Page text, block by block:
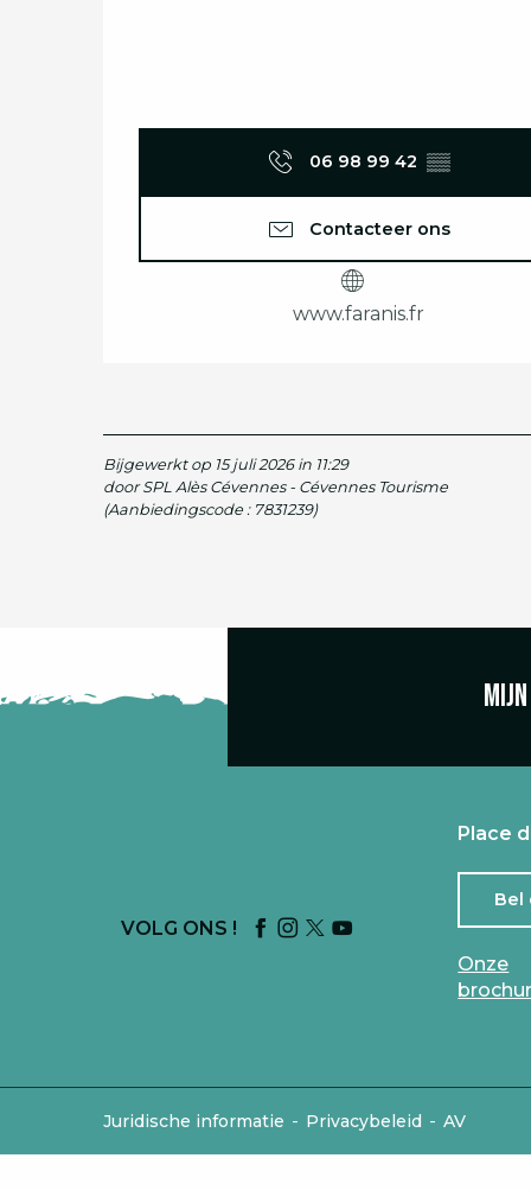
06 98 99 42 ▒▒
Contacteer ons
www.faranis.fr
Bijgewerkt op 15 juli 2026 in 11:29
door SPL Alès Cévennes - Cévennes Tourisme
(Aanbiedingscode : 7831239)
VOLG ONS !
Place
Bel
Onze
Juridische informatie - Privacybeleid - AV